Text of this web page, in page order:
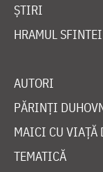
ȘTIRI
HRAMUL
AUTORI
PĂRINȚI
MAICI CU VIAȚĂ
TEMATICĂ